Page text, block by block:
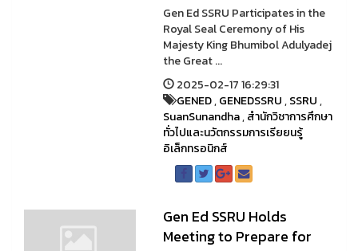
Gen Ed SSRU Participates in the
Royal Seal Ceremony of His
Majesty King Bhumibol Adulyadej
the Great ...
2025-02-17 16:29:31
GENED,GENEDSSRU,SSRU,
SuanSunandha,สำนักวิชาการศึกษา
ทั่วไปและนวัตกรรมการเรียยนรู้
อิเล็กทรอนิกส์
Gen Ed SSRU Holds
Meeting to Prepare for